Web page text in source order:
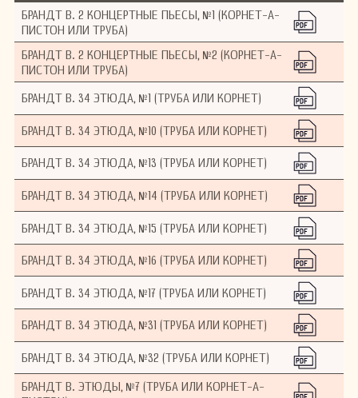
БРАНДТ В. 2 КОНЦЕРТНЫЕ ПЬЕСЫ, №1 (КОРНЕТ-А-
ПИСТОН ИЛИ ТРУБА)
БРАНДТ В. 2 КОНЦЕРТНЫЕ ПЬЕСЫ, №2 (КОРНЕТ-А-
ПИСТОН ИЛИ ТРУБА)
БРАНДТ В. 34 ЭТЮДА, №1 (ТРУБА ИЛИ КОРНЕТ)
БРАНДТ В. 34 ЭТЮДА, №10 (ТРУБА ИЛИ КОРНЕТ)
БРАНДТ В. 34 ЭТЮДА, №13 (ТРУБА ИЛИ КОРНЕТ)
БРАНДТ В. 34 ЭТЮДА, №14 (ТРУБА ИЛИ КОРНЕТ)
БРАНДТ В. 34 ЭТЮДА, №15 (ТРУБА ИЛИ КОРНЕТ)
БРАНДТ В. 34 ЭТЮДА, №16 (ТРУБА ИЛИ КОРНЕТ)
БРАНДТ В. 34 ЭТЮДА, №17 (ТРУБА ИЛИ КОРНЕТ)
БРАНДТ В. 34 ЭТЮДА, №31 (ТРУБА ИЛИ КОРНЕТ)
БРАНДТ В. 34 ЭТЮДА, №32 (ТРУБА ИЛИ КОРНЕТ)
БРАНДТ В. ЭТЮДЫ, №7 (ТРУБА ИЛИ КОРНЕТ-А-